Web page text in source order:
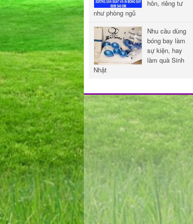
hôn, riêng tư
như phòng ngủ
Nhu cầu dùng
bóng bay làm
sự kiện, hay
làm quà Sinh
Nhật